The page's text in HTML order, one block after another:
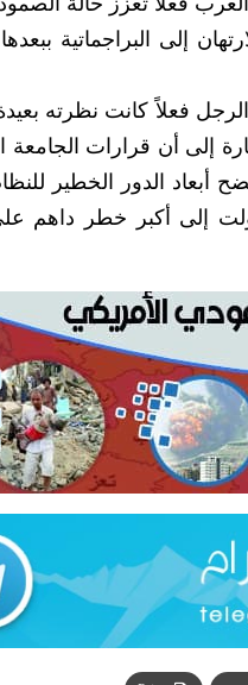
إلى البراجماتية
فعلاً كانت نظرته
إلى أن قرارات الجامعة
أبعاد الدور الخطير
إلى أكبر خطر داهم على